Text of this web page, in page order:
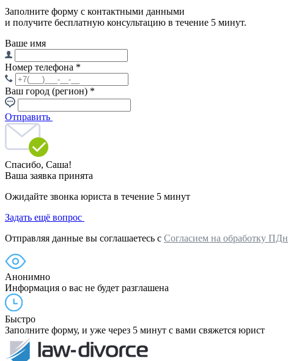
Заполните форму с контактными данными
и получите бесплатную консультацию в течение 5 минут.
Ваше имя
Номер телефона *
Ваш город (регион) *
Отправить
Спасибо, Саша!
Ваша заявка принята
Ожидайте звонка юриста в течение 5 минут
Задать ещё вопрос
Отправляя данные вы соглашаетесь с Согласием на обработку ПДн
Анонимно
Информация о вас не будет разглашена
Быстро
Заполните форму, и уже через 5 минут с вами свяжется юрист